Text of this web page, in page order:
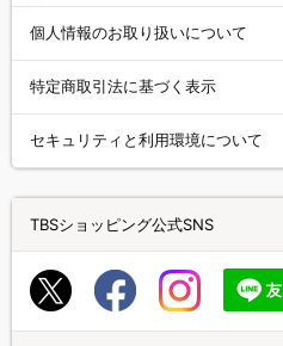
個人情報のお取り扱いについて
特定商取引法に基づく表示
セキュリティと利用環境について
TBSショッピング公式SNS